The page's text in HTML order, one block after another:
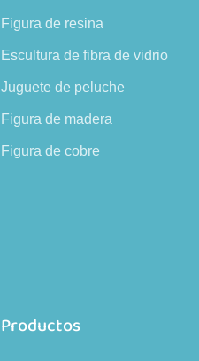
Figura de resina
Escultura de fibra de vidrio
Juguete de peluche
Figura de madera
Figura de cobre
Productos